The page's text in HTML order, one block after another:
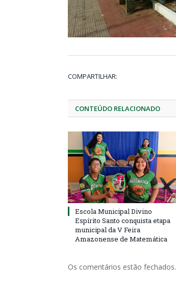
COMPARTILHAR:
CONTEÚDO RELACIONADO
Escola Municipal Divino
Espírito Santo conquista etapa
municipal da V Feira
Amazonense de Matemática
Os comentários estão fechados.